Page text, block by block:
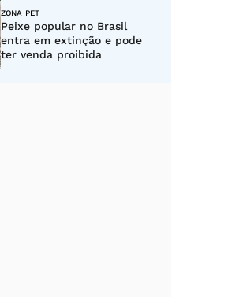
ZONA PET
Peixe popular no Brasil
entra em extinção e pode
ter venda proibida